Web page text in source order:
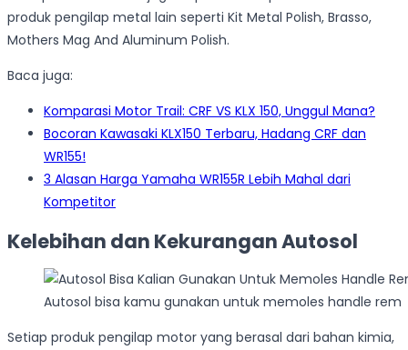
produk pengilap metal lain seperti Kit Metal Polish, Brasso,
Mothers Mag And Aluminum Polish.
Baca juga:
Komparasi Motor Trail: CRF VS KLX 150, Unggul Mana?
Bocoran Kawasaki KLX150 Terbaru, Hadang CRF dan
WR155!
3 Alasan Harga Yamaha WR155R Lebih Mahal dari
Kompetitor
Kelebihan dan Kekurangan Autosol
Autosol bisa kamu gunakan untuk memoles handle rem
Setiap produk pengilap motor yang berasal dari bahan kimia,